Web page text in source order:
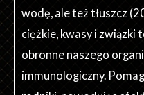
wodę, ale też tłuszcz
ciężkie, kwasy i związki
obronne naszego
immunologiczny.